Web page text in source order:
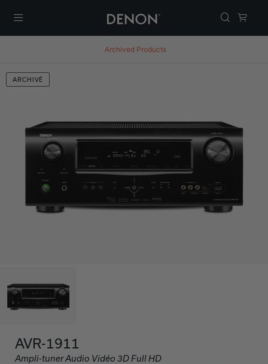
Archived Products
ARCHIVÉ
AVR-1911
Ampli-tuner Audio Vidéo 3D Full HD